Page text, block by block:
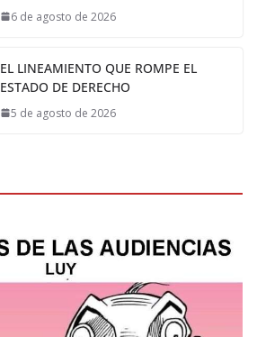
6 de agosto de 2026
EL LINEAMIENTO QUE ROMPE EL
ESTADO DE DERECHO
5 de agosto de 2026